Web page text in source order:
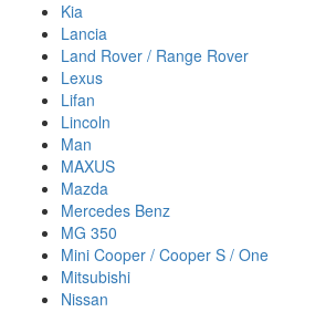
Kia
Lancia
Land Rover / Range Rover
Lexus
Lifan
Lincoln
Man
MAXUS
Mazda
Mercedes Benz
MG 350
Mini Cooper / Cooper S / One
Mitsubishi
Nissan